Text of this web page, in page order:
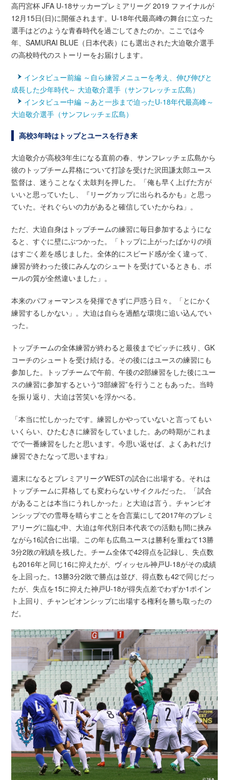
高円宮杯 JFA U-18サッカープレミアリーグ 2019 ファイナルが
12月15日(日)に開催されます。U-18年代最高峰の舞台に立った
選手はどのような青春時代を過ごしてきたのか。ここでは今
年、SAMURAI BLUE（日本代表）にも選出された大迫敬介選手
の高校時代のストーリーをお届けします。
インタビュー前編 ～自ら練習メニューを考え、伸び伸びと
成長した少年時代～ 大迫敬介選手（サンフレッチェ広島）
インタビュー中編 ～あと一歩まで迫ったU-18年代最高峰～
大迫敬介選手（サンフレッチェ広島）
高校3年時はトップとユースを行き来
大迫敬介が高校3年生になる直前の春、サンフレッチェ広島から
彼のトップチーム昇格について打診を受けた沢田謙太郎ユース
監督は、迷うことなく太鼓判を押した。「俺も早く上げた方が
いいと思っていたし、『リーグカップに出られるかも』と思っ
ていた。それぐらいの力があると確信していたからね」。
ただ、大迫自身はトップチームの練習に毎日参加するようにな
ると、すぐに壁にぶつかった。「トップに上がったばかりの頃
はすごく差を感じました。全体的にスピード感が全く違って、
練習が終わった後にみんなのシュートを受けているときも、ボ
ールの質が全然違いました」。
本来のパフォーマンスを発揮できずに戸惑う日々。「とにかく
練習するしかない」。大迫は自らを過酷な環境に追い込んでい
った。
トップチームの全体練習が終わると最後までピッチに残り、GK
コーチのシュートを受け続ける。その後にはユースの練習にも
参加した。トップチームで午前、午後の2部練習をした後にユー
スの練習に参加するという“3部練習”を行うこともあった。当時
を振り返り、大迫は苦笑いを浮かべる。
「本当に忙しかったです。練習しかやっていないと言ってもい
いくらい、ひたむきに練習をしていました。あの時期がこれま
でで一番練習をしたと思います。今思い返せば、よくあれだけ
練習できたなって思いますね」
週末になるとプレミアリーグWESTの試合に出場する。それは
トップチームに昇格しても変わらないサイクルだった。「試合
があることは本当にうれしかった」と大迫は言う。チャンピオ
ンシップでの雪辱を晴らすことを合言葉にして2017年のプレミ
アリーグに臨む中、大迫は年代別日本代表での活動も間に挟み
ながら16試合に出場。この年も広島ユースは勝利を重ねて13勝
3分2敗の戦績を残した。チーム全体で42得点を記録し、失点数
も2016年と同じ16に抑えたが、ヴィッセル神戸U-18がその成績
を上回った。13勝3分2敗で勝点は並び、得点数も42で同じだっ
たが、失点を15に抑えた神戸U-18が得失点差でわずか1ポイン
ト上回り、チャンピオンシップに出場する権利を勝ち取ったの
だ。